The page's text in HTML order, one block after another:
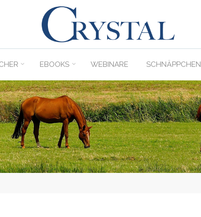
Crystal
Verlag
DER
ONLINE-
SHOP
FÜR
PFERDEFREUNDE
EBOOKS WEBINARE SCHNÄPPCHEN